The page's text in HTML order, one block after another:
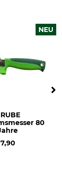
NEU
80
7,90